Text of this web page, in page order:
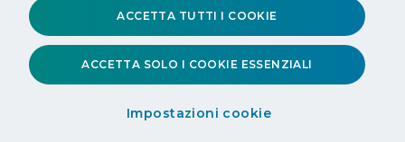
Impostazioni cookie
ACCETTA SOLO I COOKIE ESSENZIALI
ACCETTA TUTTI I COOKIE